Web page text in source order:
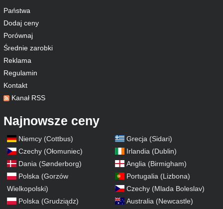
Państwa
Dodaj ceny
Porównaj
Średnie zarobki
Reklama
Regulamin
Kontakt
Kanał RSS
Najnowsze ceny
Niemcy (Cottbus)
Czechy (Ołomuniec)
Dania (Sønderborg)
Polska (Gorzów
Wielkopolski)
Polska (Grudziądz)
Grecja (Sidari)
Irlandia (Dublin)
Anglia (Birmigham)
Portugalia (Lizbona)
Czechy (Mlada Boleslav)
Australia (Newcastle)